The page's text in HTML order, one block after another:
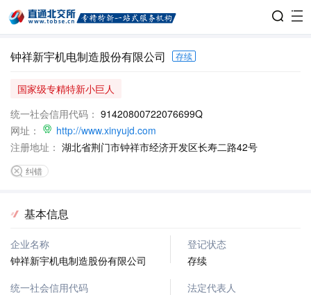
钟祥新宇机电制造股份有限公司 存续
国家级专精特新小巨人
统一社会信用代码： 91420800722076699Q
网址：
http://www.xinyujd.com
注册地址： 湖北省荆门市钟祥市经济开发区长寿二路42号
纠错
基本信息
企业名称
钟祥新宇机电制造股份有限公司
登记状态
存续
统一社会信用代码
法定代表人